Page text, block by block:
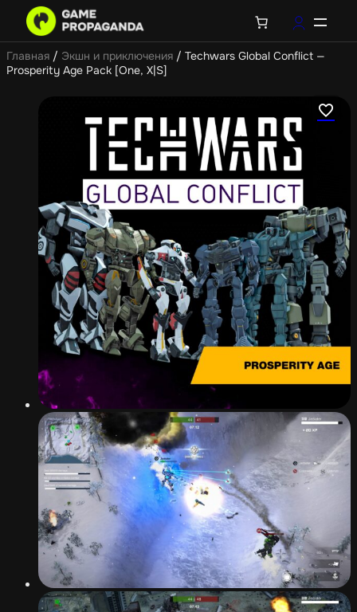
Главная / Экшн и приключения / Techwars Global Conflict —
Prosperity Age Pack [One, X|S]